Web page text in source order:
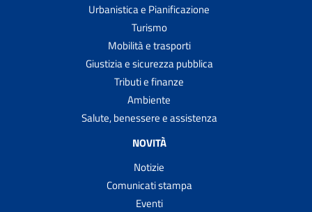
Urbanistica e Pianificazione
Turismo
Mobilità e trasporti
Giustizia e sicurezza pubblica
Tributi e finanze
Ambiente
Salute, benessere e assistenza
NOVITÀ
Notizie
Comunicati stampa
Eventi